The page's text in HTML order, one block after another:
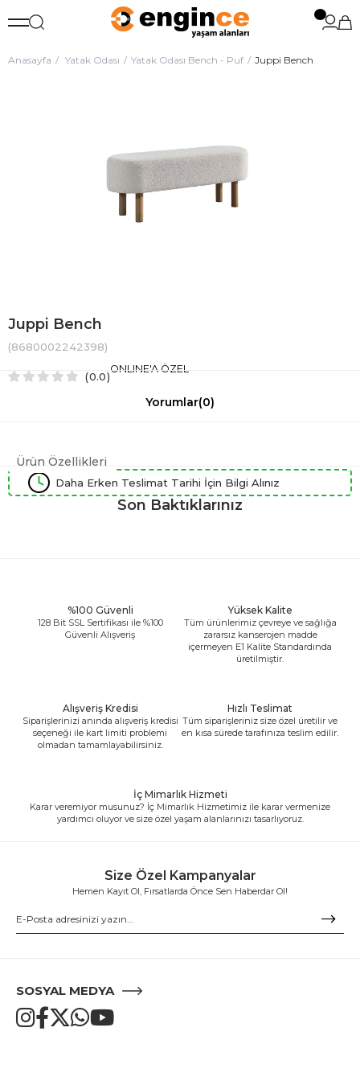
Anasayfa Yatak Odası Yatak Odası Bench - Puf Juppi Bench
Juppi Bench
(8680002242398)
0.0
ONLINE'A ÖZEL
Yorumlar(0)
Ürün Özellikleri
Daha Erken Teslimat Tarihi İçin Bilgi Alınız
Son Baktıklarınız
%100 Güvenli
128 Bit SSL Sertifikası ile %100
Güvenli Alışveriş
Yüksek Kalite
Tüm ürünlerimiz çevreye ve sağlığa
zararsız kanserojen madde
içermeyen E1 Kalite Standardında
üretilmiştir.
Alışveriş Kredisi
Siparişlerinizi anında alışveriş kredisi
seçeneği ile kart limiti problemi
olmadan tamamlayabilirsiniz.
Hızlı Teslimat
Tüm siparişleriniz size özel üretilir ve
en kısa sürede tarafınıza teslim edilir.
İç Mimarlık Hizmeti
Karar veremiyor musunuz? İç Mimarlık Hizmetimiz ile karar vermenize
yardımcı oluyor ve size özel yaşam alanlarınızı tasarlıyoruz.
Size Özel Kampanyalar
Hemen Kayıt Ol, Fırsatlarda Önce Sen Haberdar Ol!
SOSYAL MEDYA